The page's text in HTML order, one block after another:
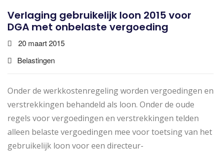
Verlaging gebruikelijk loon 2015 voor
DGA met onbelaste vergoeding
20 maart 2015
Belastingen
Onder de werkkostenregeling worden vergoedingen en
verstrekkingen behandeld als loon. Onder de oude
regels voor vergoedingen en verstrekkingen telden
alleen belaste vergoedingen mee voor toetsing van het
gebruikelijk loon voor een directeur-